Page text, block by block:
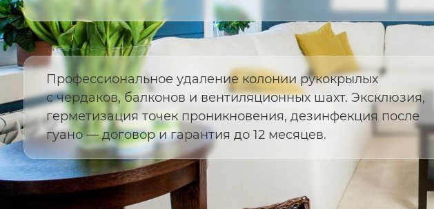
Профессиональное удаление колонии рукокрылых
с чердаков, балконов и вентиляционных шахт. Эксклюзия,
герметизация точек проникновения, дезинфекция после
гуано — договор и гарантия до 12 месяцев.